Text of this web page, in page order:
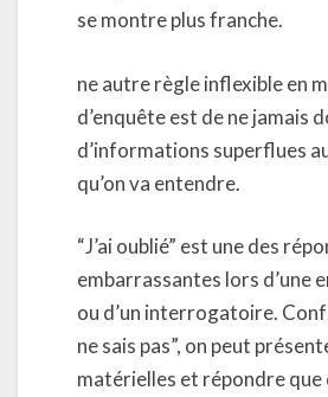
se montre plus franche.
ne autre règle inflexible en
d’enquête est de ne jamais
d’informations superflues
qu’on va entendre.
“J’ai oublié” est une des
embarrassantes lors d’une
ou d’un interrogatoire.
ne sais pas”, on peut
matérielles et répondre que